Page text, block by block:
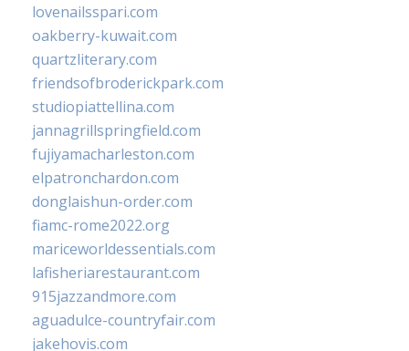
lovenailsspari.com
oakberry-kuwait.com
quartzliterary.com
friendsofbroderickpark.com
studiopiattellina.com
jannagrillspringfield.com
fujiyamacharleston.com
elpatronchardon.com
donglaishun-order.com
fiamc-rome2022.org
mariceworldessentials.com
lafisheriarestaurant.com
915jazzandmore.com
aguadulce-countryfair.com
jakehovis.com